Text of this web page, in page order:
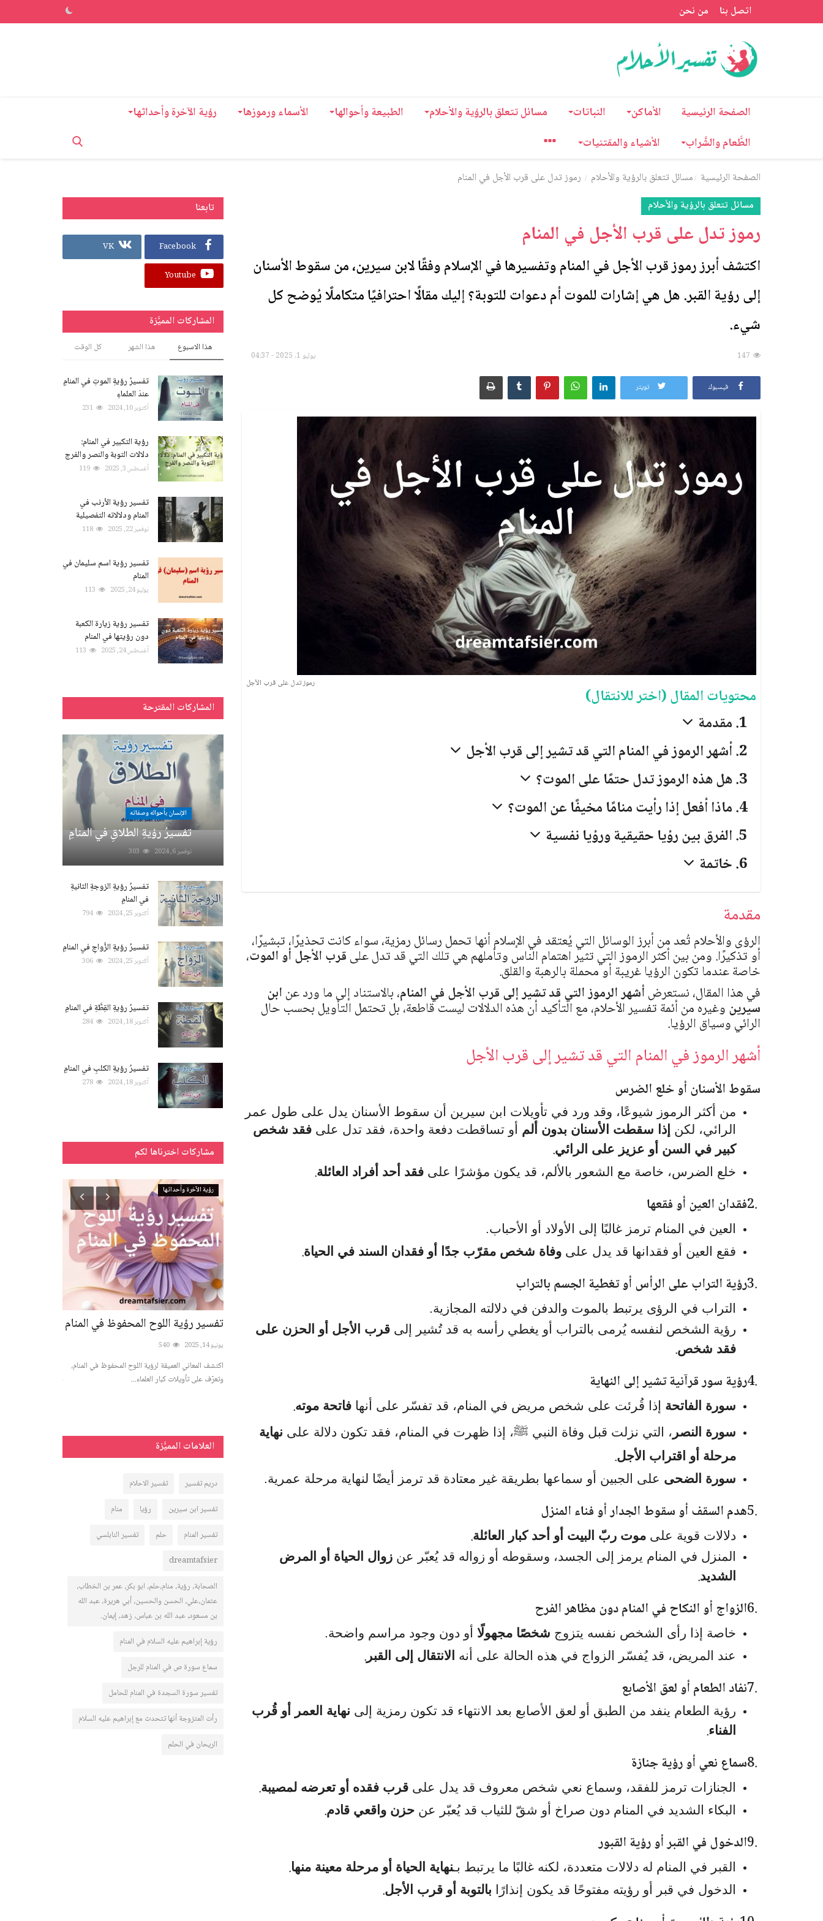
اتصل بنا من نحن
الصفحة الرئيسية الأماكن النباتات مسائل تتعلق بالرؤية والأحلام الطبيعة وأحوالها الأسماء ورموزها
رؤية الآخرة وأحداثها
الطَّعام والشَّراب
الأشياء والمقتنيات
الصفحة الرئيسية مسائل تتعلق بالرؤية والأحلام
رموز تدل على قرب الأجل في المنام
مسائل تتعلق بالرؤية والأحلام
رموز تدل على قرب الأجل في المنام
اكتشف أبرز رموز قرب الأجل في المنام وتفسيرها في الإسلام وفقًا لابن سيرين، من سقوط الأسنان
إلى رؤية القبر. هل هي إشارات للموت أم دعوات للتوبة؟ إليك مقالًا احترافيًا متكاملًا يُوضح كل
شيء.
يوليو 1, 2025 - 04:37 147
فيسبوك تويتر
رموز تدل على قرب الأجل
محتويات المقال (اختر للانتقال)
مقدمة
أشهر الرموز في المنام التي قد تشير إلى قرب الأجل
هل هذه الرموز تدل حتمًا على الموت؟
ماذا أفعل إذا رأيت منامًا مخيفًا عن الموت؟
الفرق بين رؤيا حقيقية ورؤيا نفسية
خاتمة
مقدمة
الرؤى والأحلام تُعد من أبرز الوسائل التي يُعتقد في الإسلام أنها تحمل رسائل رمزية، سواء كانت تحذيرًا، تبشيرًا،
أو تذكيرًا. ومن بين أكثر الرموز التي تثير اهتمام الناس وتأملهم هي تلك التي قد تدل علىقرب الأجل أو الموت،
خاصة عندما تكون الرؤيا غريبة أو محملة بالرهبة والقلق.
في هذا المقال، نستعرضأشهر الرموز التي قد تشير إلى قرب الأجل في المنام، بالاستناد إلى ما ورد عنابن
سيرينوغيره من أئمة تفسير الأحلام، مع التأكيد أن هذه الدلالات ليست قاطعة، بل تحتمل التأويل بحسب حال
الرائي وسياق الرؤيا.
أشهر الرموز في المنام التي قد تشير إلى قرب الأجل
سقوط الأسنان أو خلع الضرس
من أكثر الرموز شيوعًا، وقد ورد في تأويلات ابن سيرين أن سقوط الأسنان يدل على طول عمر
الرائي، لكن إذا سقطت الأسنان بدون ألم أو تساقطت دفعة واحدة، فقد تدل على فقد شخص
كبير في السن أو عزيز على الرائي.
خلع الضرس، خاصة مع الشعور بالألم، قد يكون مؤشرًا على فقد أحد أفراد العائلة.
2.فقدان العين أو فقعها
العين في المنام ترمز غالبًا إلى الأولاد أو الأحباب.
فقع العين أو فقدانها قد يدل على وفاة شخص مقرّب جدًا أو فقدان السند في الحياة.
3.رؤية التراب على الرأس أو تغطية الجسم بالتراب
التراب في الرؤى يرتبط بالموت والدفن في دلالته المجازية.
رؤية الشخص لنفسه يُرمى بالتراب أو يغطي رأسه به قد تُشير إلى قرب الأجل أو الحزن على
فقد شخص.
4.رؤية سور قرآنية تشير إلى النهاية
سورة الفاتحة إذا قُرئت على شخص مريض في المنام، قد تفسّر على أنها فاتحة موته.
سورة النصر ، التي نزلت قبل وفاة النبي ﷺ، إذا ظهرت في المنام، فقد تكون دلالة على نهاية
مرحلة أو اقتراب الأجل.
سورة الضحى على الجبين أو سماعها بطريقة غير معتادة قد ترمز أيضًا لنهاية مرحلة عمرية.
5.هدم السقف أو سقوط الجدار أو فناء المنزل
دلالات قوية على موت ربّ البيت أو أحد كبار العائلة.
المنزل في المنام يرمز إلى الجسد، وسقوطه أو زواله قد يُعبّر عن زوال الحياة أو المرض
الشديد.
6.الزواج أو النكاح في المنام دون مظاهر الفرح
خاصة إذا رأى الشخص نفسه يتزوج شخصًا مجهولًا أو دون وجود مراسم واضحة.
عند المريض، قد يُفسّر الزواج في هذه الحالة على أنه الانتقال إلى القبر .
7.نفاد الطعام أو لعق الأصابع
رؤية الطعام ينفد من الطبق أو لعق الأصابع بعد الانتهاء قد تكون رمزية إلى نهاية العمر أو قُرب
الفناء.
8.سماع نعي أو رؤية جنازة
الجنازات ترمز للفقد، وسماع نعي شخص معروف قد يدل على قرب فقده أو تعرضه لمصيبة.
البكاء الشديد في المنام دون صراخ أو شقّ للثياب قد يُعبّر عن حزن واقعي قادم.
9.الدخول في القبر أو رؤية القبور
القبر في المنام له دلالات متعددة، لكنه غالبًا ما يرتبط بـنهاية الحياة أو مرحلة معينة منها.
الدخول في قبر أو رؤيته مفتوحًا قد يكون إنذارًا بالتوبة أو قرب الأجل.
تابعنا
Facebook
VK
Youtube
المشاركات المميَّزة
هذا الاسبوع هذا الشهر كل الوقت
تفسيرُ رؤيةِ الموتِ في المنامِ
عندَ العلماءِ
أكتوبر 10, 2024 231
رؤية التكبير في المنام:
دلالات التوبة والنصر والفرج
أغسطس 3, 2025 119
تفسير رؤية الأرنب في
المنام ودلالاته التفصيلية
نوفمبر 22, 2025 118
تفسير رؤية اسم سليمان في
المنام
يوليو 24, 2025 113
تفسير رؤية زيارة الكعبة
دون رؤيتها في المنام
أغسطس 24, 2025 113
المشاركات المقترحة
الإنسان بأحواله وصفاته
تفسيرُ رؤيةِ الطلاقِ في المنامِ
نوفمبر 6, 2024 303
تفسيرُ رؤيةِ الزوجةِ الثانيةِ
في المنامِ
أكتوبر 25, 2024 794
تفسيرُ رؤيةِ الزَّواجِ في المنامِ
أكتوبر 25, 2024 306
تفسيرُ رؤيةِ القِطَّةِ في المنامِ
أكتوبر 18, 2024 284
تفسيرُ رؤيةِ الكلبِ في المنامِ
أكتوبر 18, 2024 278
مشاركات اخترناها لكم
رؤية الآخرة وأحداثها
تفسير رؤية اللوح المحفوظ في المنام
يونيو 14, 2025 540
اكتشف المعاني العميقة لرؤية اللوح المحفوظ في المنام،
وتعرّف على تأويلات كبار العلماء...
تفسير رؤية الصراط المستقيم في
المنام
والمرأة بكافة حالاتها، مع دلالات...
تفسير رؤية سورة القدر في المنام
العلامات المميَّزة
دريم تفسير
تفسير الاحلام
تفسير ابن سيرين
رؤيا
منام
تفسير المنام
حلم
تفسير النابلسي
dreamtafsier
الصحابة، رؤية، منام،حلم، ابو بكر، عمر بن الخطاب،
عثمان،علي، الحسن والحسين، أبي هريرة، عبد الله
بن مسعود، عبد الله بن عباس، زهد، إيمان.
رؤية إبراهيم عليه السلام في المنام
سماع سورة ص في المنام للرجل
تفسير سورة السجدة في المنام للحامل
رأت المتزوجة أنها تتحدث مع إبراهيم عليه السلام
الريحان في الحلم